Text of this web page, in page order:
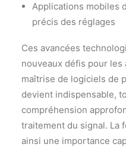
Applications mobiles
précis des réglages
Ces avancées
nouveaux défis pour
maîtrise de logiciels de
devient indispensable,
compréhension
traitement du signal. La
ainsi une importance